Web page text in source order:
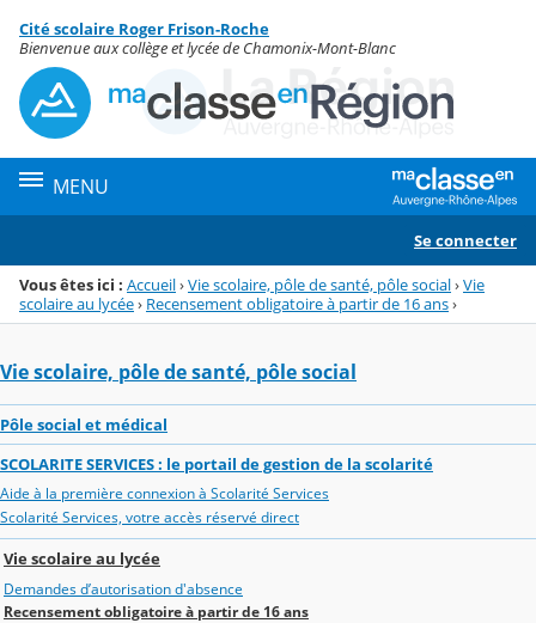
Menu de la rubrique
Contenu
Cité scolaire Roger Frison-Roche
Bienvenue aux collège et lycée de Chamonix-Mont-Blanc
MENU
Se connecter
Vous êtes ici : Accueil›Vie scolaire, pôle de santé, pôle social›Vie
scolaire au lycée› Recensement obligatoire à partir de 16 ans›
Vie scolaire, pôle de santé, pôle social
Pôle social et médical
SCOLARITE SERVICES : le portail de gestion de la scolarité
Aide à la première connexion à Scolarité Services
Scolarité Services, votre accès réservé direct
Vie scolaire au lycée
Demandes d’autorisation d'absence
Recensement obligatoire à partir de 16 ans